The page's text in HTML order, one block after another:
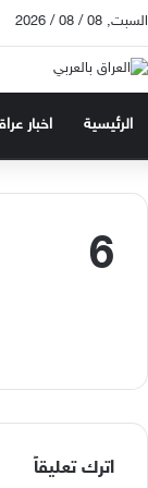
السبت, 08 / 08 / 2026
الرئيسية اخبار
6
اترك تعليقاً